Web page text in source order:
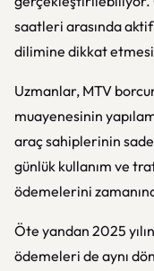
saatleri arasında aktif
dilimine dikkat
Uzmanlar, MTV
muayenesinin
araç sahiplerinin
günlük kullanım ve
ödemelerini
Öte yandan 2025
ödemeleri de aynı